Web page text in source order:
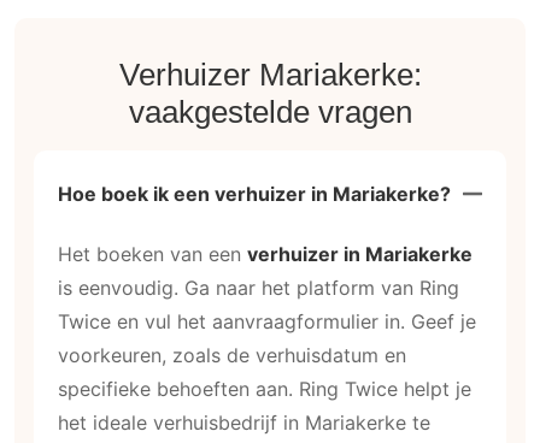
Verhuizer Mariakerke:
vaakgestelde vragen
Hoe boek ik een verhuizer in Mariakerke?
Het boeken van een verhuizer in Mariakerke
is eenvoudig. Ga naar het platform van Ring
Twice en vul het aanvraagformulier in. Geef je
voorkeuren, zoals de verhuisdatum en
specifieke behoeften aan. Ring Twice helpt je
het ideale verhuisbedrijf in Mariakerke te